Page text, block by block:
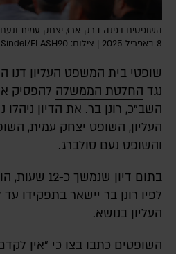
השופטים דפנה ברק-ארז, יצחק עמית
8 באפריל 2025 | צילום: Yonatan Sindel/FLASH90
שופטי בית המשפט העליון דנו היום בעתירות שהוגשו
נגד החלטת הממשלה להפסיק
השב"כ, רונן בר. את הדיון
העליון, השופט יצחק עמית,
והשופט נעם סולברג.
בתום דיון
לפיו רונן בר יישאר בתפקידו
העליון בנושא.
השופטים כתבו בצו כי "אין לקדם כל מהלך שעניינו סיום